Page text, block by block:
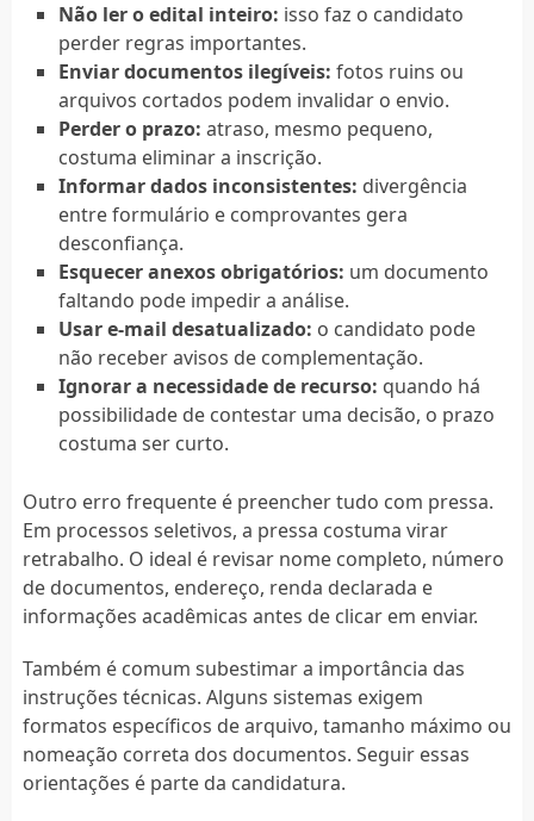
Não ler o edital inteiro: isso faz o candidato
perder regras importantes.
Enviar documentos ilegíveis: fotos ruins ou
arquivos cortados podem invalidar o envio.
Perder o prazo: atraso, mesmo pequeno,
costuma eliminar a inscrição.
Informar dados inconsistentes: divergência
entre formulário e comprovantes gera
desconfiança.
Esquecer anexos obrigatórios: um documento
faltando pode impedir a análise.
Usar e-mail desatualizado: o candidato pode
não receber avisos de complementação.
Ignorar a necessidade de recurso: quando há
possibilidade de contestar uma decisão, o prazo
costuma ser curto.
Outro erro frequente é preencher tudo com pressa.
Em processos seletivos, a pressa costuma virar
retrabalho. O ideal é revisar nome completo, número
de documentos, endereço, renda declarada e
informações acadêmicas antes de clicar em enviar.
Também é comum subestimar a importância das
instruções técnicas. Alguns sistemas exigem
formatos específicos de arquivo, tamanho máximo ou
nomeação correta dos documentos. Seguir essas
orientações é parte da candidatura.